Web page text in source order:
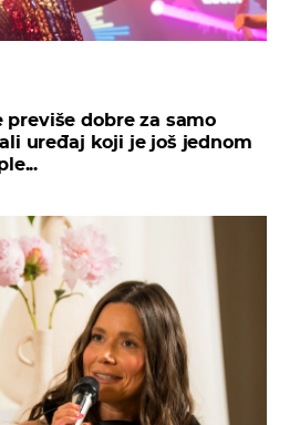
previše dobre za samo
uređaj koji je još jednom